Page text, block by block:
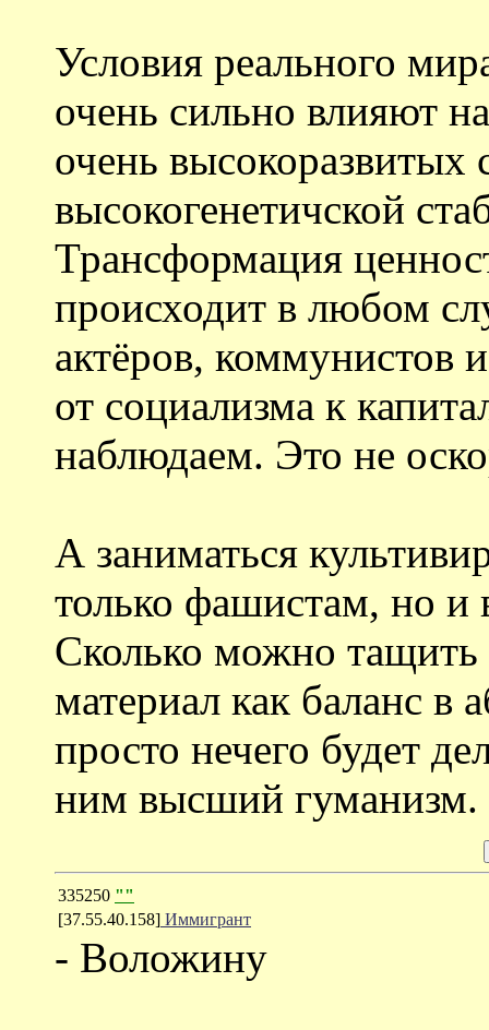
Условия реального
очень сильно влияют
очень высокоразвитых
высокогенетичской
Трансформация
происходит в любом
актёров, коммунистов
от социализма к
наблюдаем. Это не
А заниматься
только фашистам, но
Сколько можно тащить
материал как баланс в
просто нечего будет
ним высший гуманизм.
335250 ""
[37.55.40.158] Иммигрант
- Воложину